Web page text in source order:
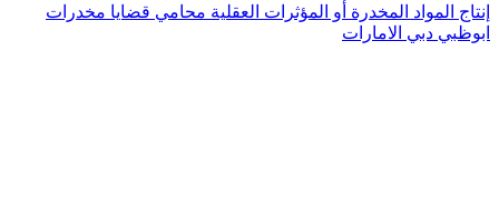
إنتاج المواد المخدرة أو المؤثرات العقلية محامي قضايا مخدرات
ابوظبي دبي الامارات